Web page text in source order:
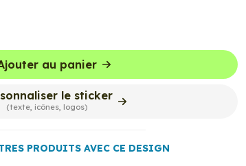
au panier
le sticker
(texte, icônes, logos)
PRODUITS AVEC CE DESIGN